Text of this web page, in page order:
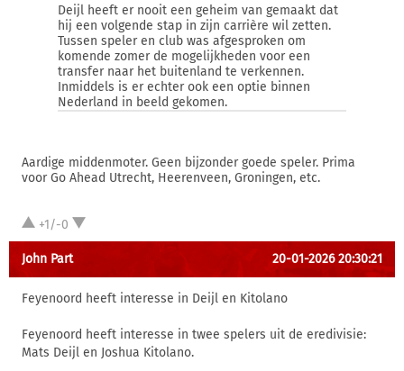
Deijl heeft er nooit een geheim van gemaakt dat
hij een volgende stap in zijn carrière wil zetten.
Tussen speler en club was afgesproken om
komende zomer de mogelijkheden voor een
transfer naar het buitenland te verkennen.
Inmiddels is er echter ook een optie binnen
Nederland in beeld gekomen.
Aardige middenmoter. Geen bijzonder goede speler. Prima
voor Go Ahead Utrecht, Heerenveen, Groningen, etc.
+1/-0
John Part 20-01-2026 20:30:21
Feyenoord heeft interesse in Deijl en Kitolano
Feyenoord heeft interesse in twee spelers uit de eredivisie:
Mats Deijl en Joshua Kitolano.